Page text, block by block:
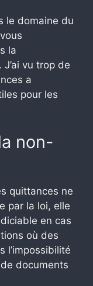
le domaine du
la
vu trop de
a
pour les
non-
quittances ne
par la loi, elle
en cas
où des
l’impossibilité
documents